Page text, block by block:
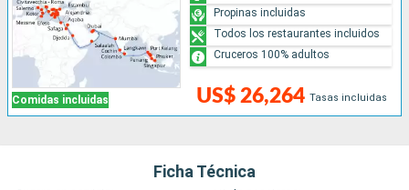
Comidas incluidas US$ 26,264 Tasas incluidas
Propinas incluidas
Todos los restaurantes incluidos
Cruceros 100% adultos
Ficha Técnica